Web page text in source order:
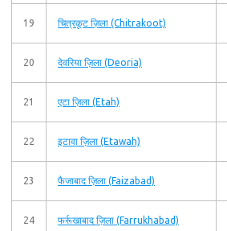
19 चित्रकूट ज़िला (Chitrakoot)
20 देवरिया ज़िला (Deoria)
21 एटा ज़िला (Etah)
22 इटावा ज़िला (Etawah)
23 फैजाबाद ज़िला (Faizabad)
24 फर्रूखाबाद ज़िला (Farrukhabad)